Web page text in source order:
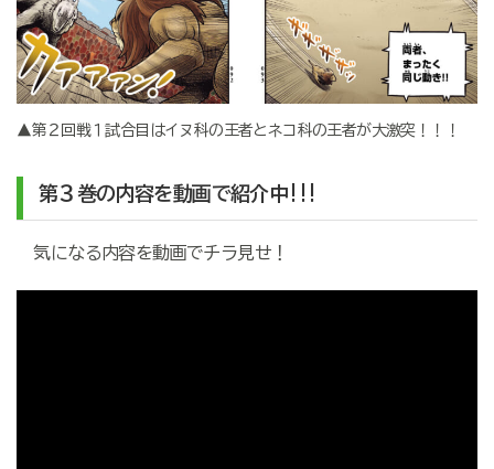
▲第２回戦１試合目はイヌ科の王者とネコ科の王者が大激突！！！
第３巻の内容を動画で紹介中!!!
気になる内容を動画でチラ見せ！